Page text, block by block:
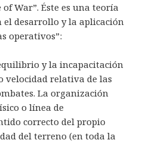
War”. Éste es una teoría
el desarrollo y la aplicación
operativos”:
y la incapacitación
velocidad relativa de las
La organización
o línea de
correcto del propio
del terreno (en toda la